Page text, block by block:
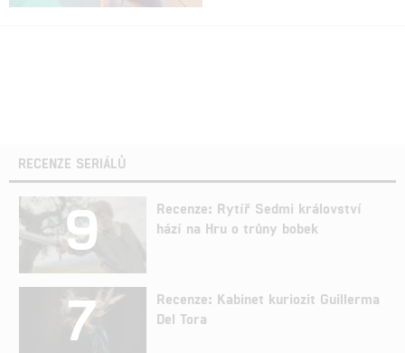
RECENZE SERIÁLŮ
9
Recenze: Rytíř Sedmi království
hází na Hru o trůny bobek
7
Recenze: Kabinet kuriozit Guillerma
Del Tora